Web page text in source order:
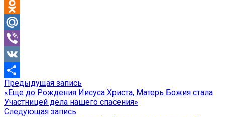
Telegram
Odnoklassniki
Mail.Ru
Viber
VK
Отправить
Навигация
по
Предыдущая запись
запись:
«Еще до Рождения Иисуса Христа, Матерь Божия стала
Участницей дела нашего спасения»
Следующая запись